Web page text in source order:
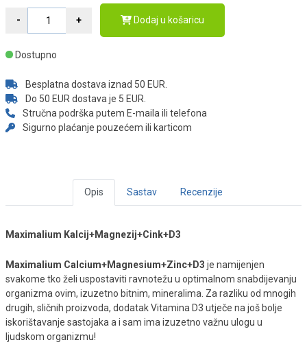
Dodaj u košaricu
Dostupno
Besplatna dostava iznad 50 EUR.
Do 50 EUR dostava je 5 EUR.
Stručna podrška putem E-maila ili telefona
Sigurno plaćanje pouzećem ili karticom
Opis Sastav Recenzije
Maximalium Kalcij+Magnezij+Cink+D3
Maximalium Calcium+Magnesium+Zinc+D3 je namijenjen
svakome tko želi uspostaviti ravnotežu u optimalnom snabdijevanju
organizma ovim, izuzetno bitnim, mineralima. Za razliku od mnogih
drugih, sličnih proizvoda, dodatak Vitamina D3 utječe na još bolje
iskorištavanje sastojaka a i sam ima izuzetno važnu ulogu u
ljudskom organizmu!